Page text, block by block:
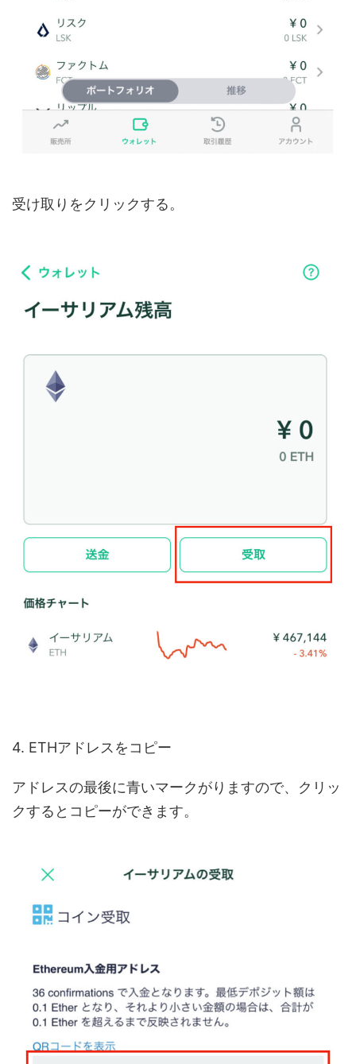
受け取りをクリックする。
4. ETHアドレスをコピー
アドレスの最後に青いマークがりますので、クリッ
クするとコピーができます。